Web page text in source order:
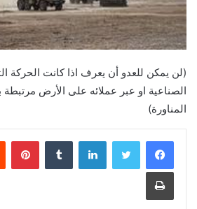
(لن يمكن للعدو أن يعرف اذا كانت الحركة
الصناعية او عبر عملائه على الأرض مرتبطة
المناورة)
لينكدإن
طباعة